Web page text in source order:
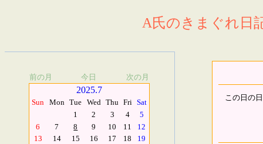
A氏のきまぐれ日
前の月 今日 次の月
2025.7
Sun Mon Tue Wed Thu Fri Sat
1
2 3 4
5
6
7 8 9 10 11
12
13
14 15 16 17 18
19
この日の